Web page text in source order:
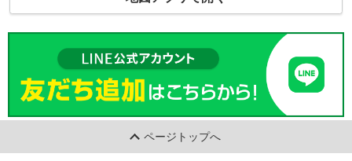
ページトップへ